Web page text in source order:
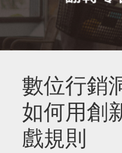
數位行銷
如何用創
戲規則